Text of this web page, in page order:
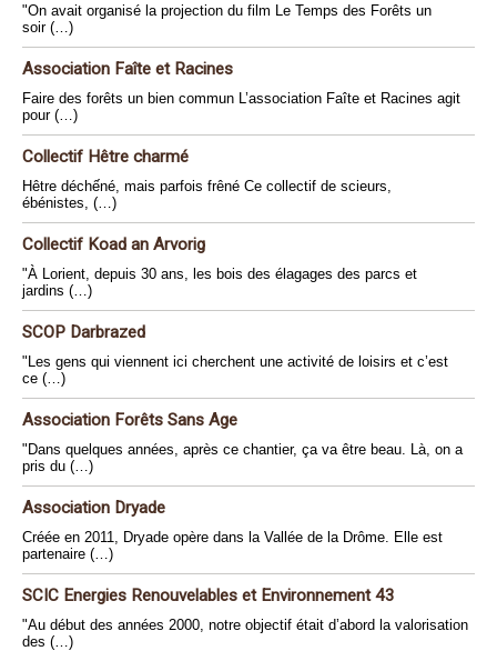
"On avait organisé la projection du film Le Temps des Forêts un
soir (…)
Association Faîte et Racines
Faire des forêts un bien commun L’association Faîte et Racines agit
pour (…)
Collectif Hêtre charmé
Hêtre déchếné, mais parfois frêné Ce collectif de scieurs,
ébénistes, (…)
Collectif Koad an Arvorig
"À Lorient, depuis 30 ans, les bois des élagages des parcs et
jardins (…)
SCOP Darbrazed
"Les gens qui viennent ici cherchent une activité de loisirs et c’est
ce (…)
Association Forêts Sans Age
"Dans quelques années, après ce chantier, ça va être beau. Là, on a
pris du (…)
Association Dryade
Créée en 2011, Dryade opère dans la Vallée de la Drôme. Elle est
partenaire (…)
SCIC Energies Renouvelables et Environnement 43
"Au début des années 2000, notre objectif était d’abord la valorisation
des (…)